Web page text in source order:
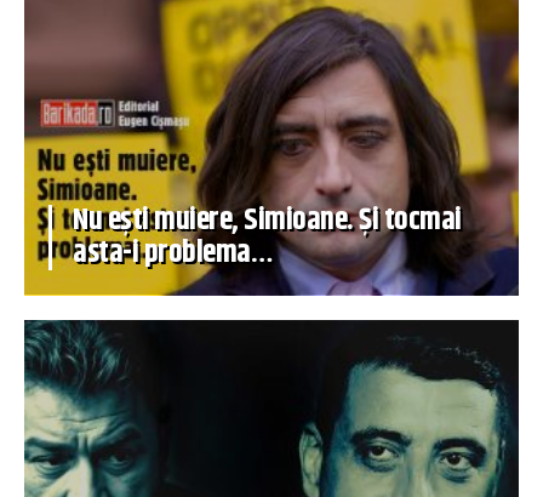
Nu ești muiere, Simioane. Și tocmai
asta-i problema…